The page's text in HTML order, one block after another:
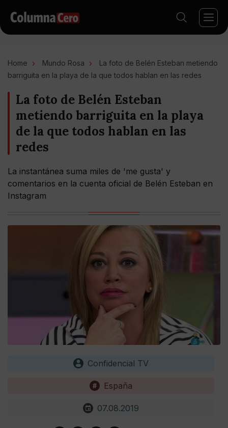
Home Mundo Rosa
La foto de Belén Esteban metiendo
barriguita en la playa de la que todos hablan en las redes
La foto de Belén Esteban
metiendo barriguita en la playa
de la que todos hablan en las
redes
La instantánea suma miles de 'me gusta' y
comentarios en la cuenta oficial de Belén Esteban en
Instagram
Confidencial TV
España
07.08.2019